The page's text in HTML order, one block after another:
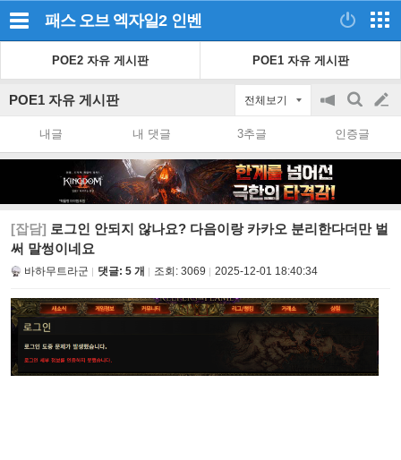
패스 오브 엑자일2 인벤
POE2 자유 게시판 POE1 자유 게시판
POE1 자유 게시판 전체보기
공
on/off
검
색
글
쓰
내글 내 댓글 3추글 인증글
[잡담] 로그인 안되지 않나요? 다음이랑 카카오 분리한다더만 벌
써 말썽이네요
바하무트라군 댓글: 5 개 조회: 3069 2025-12-01 18:40:34